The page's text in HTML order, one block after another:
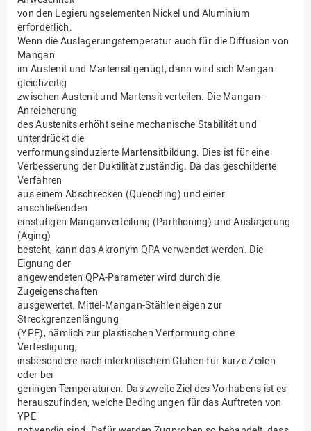
von den Legierungselementen Nickel und Aluminium
erforderlich.
Wenn die Auslagerungstemperatur auch für die Diffusion von
Mangan
im Austenit und Martensit genügt, dann wird sich Mangan
gleichzeitig
zwischen Austenit und Martensit verteilen. Die Mangan-
Anreicherung
des Austenits erhöht seine mechanische Stabilität und
unterdrückt die
verformungsinduzierte Martensitbildung. Dies ist für eine
Verbesserung der Duktilität zuständig. Da das geschilderte
Verfahren
aus einem Abschrecken (Quenching) und einer
anschließenden
einstufigen Manganverteilung (Partitioning) und Auslagerung
(Aging)
besteht, kann das Akronym QPA verwendet werden. Die
Eignung der
angewendeten QPA-Parameter wird durch die
Zugeigenschaften
ausgewertet. Mittel-Mangan-Stähle neigen zur
Streckgrenzenlängung
(YPE), nämlich zur plastischen Verformung ohne
Verfestigung,
insbesondere nach interkritischem Glühen für kurze Zeiten
oder bei
geringen Temperaturen. Das zweite Ziel des Vorhabens ist es
herauszufinden, welche Bedingungen für das Auftreten von
YPE